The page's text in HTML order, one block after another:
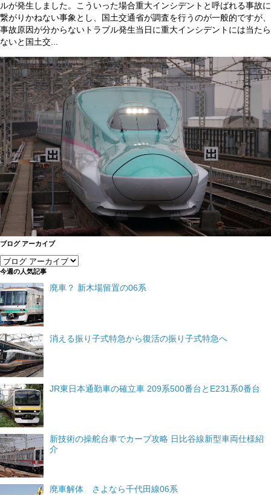
ルが発生しました。こういった場合重大インシデントと呼ばれる事故に
繋がりかねない事象とし、国土交通省が調査を行うのが一般的ですが、
事故原因が分からないトラブル発生当日に重大インシデントには当たら
ないと国土交...
ブログ アーカイブ
今週の人気記事
廃車？ 新木場留置の06系
消える振り子式特急から復活の振り子式特急へ
JR東日本通勤車の確立車 209系500番台とE231系0番台
新技術の操舵台車でカーブ攻略 日比谷線新型車両仕様紹
介
廃車解体 さよなら千代田線06系